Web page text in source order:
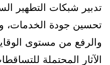
تدبير شبكات التطهير
تحسين جودة الخدمات،
والرفع من مستوى
الآثار المحتملة